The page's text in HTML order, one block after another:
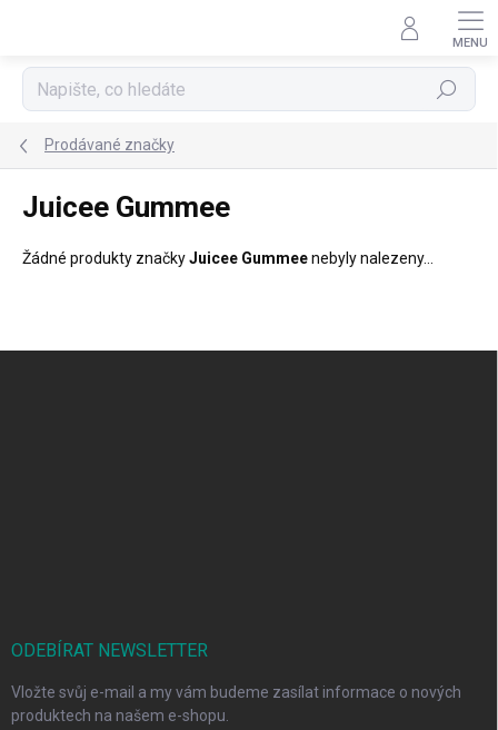
Hledat
Prodávané značky
Juicee Gummee
Žádné produkty značkyJuicee Gummeenebyly nalezeny...
ODEBÍRAT NEWSLETTER
Vložte svůj e-mail a my vám budeme zasílat informace o nových
produktech na našem e-shopu.